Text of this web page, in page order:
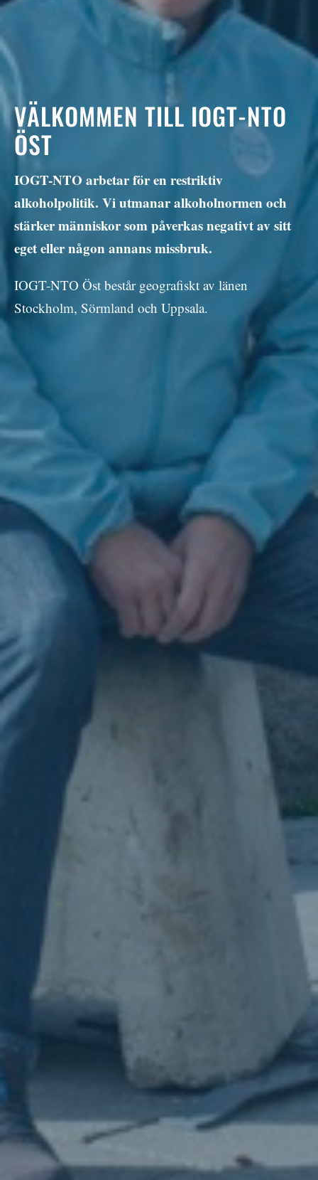
VÄLKOMMEN TILL IOGT-NTO
ÖST
IOGT-NTO arbetar för en restriktiv
alkoholpolitik. Vi utmanar alkoholnormen och
stärker människor som påverkas negativt av sitt
eget eller någon annans missbruk.
IOGT-NTO Öst består geografiskt av länen
Stockholm, Sörmland och Uppsala.